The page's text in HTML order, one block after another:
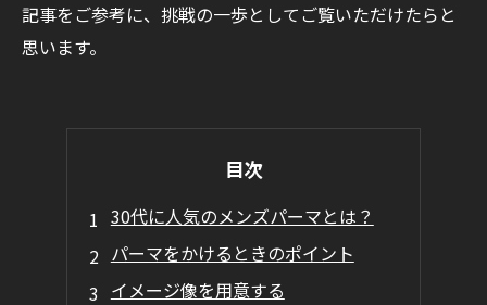
記事をご参考に、挑戦の一歩としてご覧いただけたらと
思います。
目次
30代に人気のメンズパーマとは？
パーマをかけるときのポイント
イメージ像を用意する